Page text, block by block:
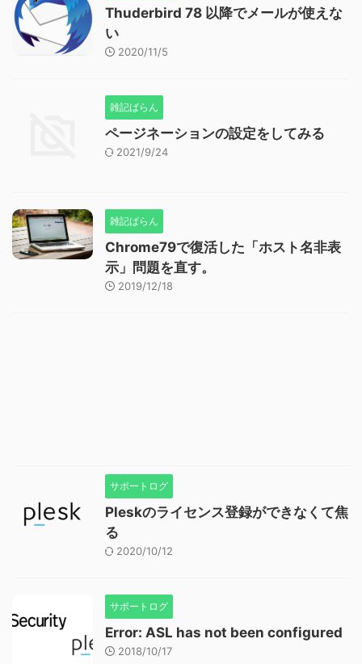
Thuderbird 78 以降でメールが使えな
い
2020/11/5
雑記ばらん
ページネーションの設定をしてみる
2021/9/24
雑記ばらん
Chrome79で復活した「ホスト名非表
示」問題を直す。
2019/12/18
サポートログ
Pleskのライセンス登録ができなくて焦
る
2020/10/12
サポートログ
Error: ASL has not been configured
2018/10/17